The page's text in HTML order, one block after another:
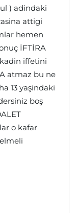
) adindaki
attigi
hemen
İFTİRA
iffetini
atmaz bu ne
13 yaşindaki
boş
o kafar